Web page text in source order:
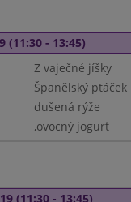
(11:30 - 13:45)
Z vaječné jíšky
Španělský ptáček
dušená rýže
,ovocný jogurt
(11:30 - 13:45)